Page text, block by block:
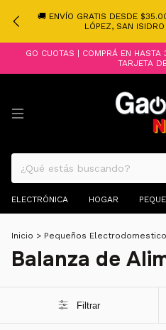
🚚 ENVÍO GRATIS DESDE
LÓPEZ, SAN
GO CUOTAS | COMPRÁ EN HASTA
TARJETA
ELECTRÓNICA HOGAR
Inicio > Pequeños
Balanza de
Filtrar